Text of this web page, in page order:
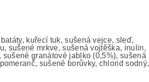
kuřecí tuk, sušená vejce, sleď,
sušené mrkve, sušená vojtěška, inulin,
granátové jablko (0,5%), sušená
sušené borůvky, chlorid sodný,